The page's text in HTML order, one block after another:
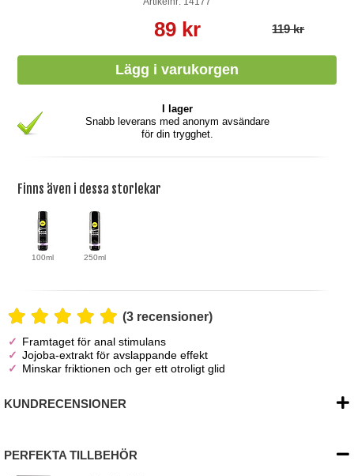
89 kr 119 kr
I lager
Snabb leverans med anonym avsändare
för din trygghet.
Finns även i dessa storlekar
100ml 250ml
(3 recensioner)
Framtaget för anal stimulans
Jojoba-extrakt för avslappande effekt
Minskar friktionen och ger ett otroligt glid
KUNDRECENSIONER
PERFEKTA TILLBEHÖR